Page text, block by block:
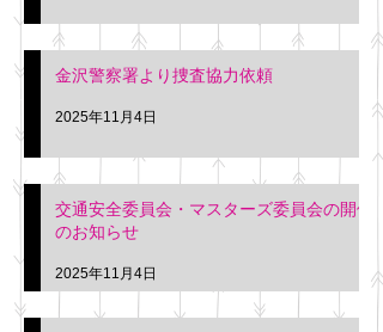
金沢警察署より捜査協力依頼
2025年11月4日
交通安全委員会・マスターズ委員会の開催
のお知らせ
2025年11月4日